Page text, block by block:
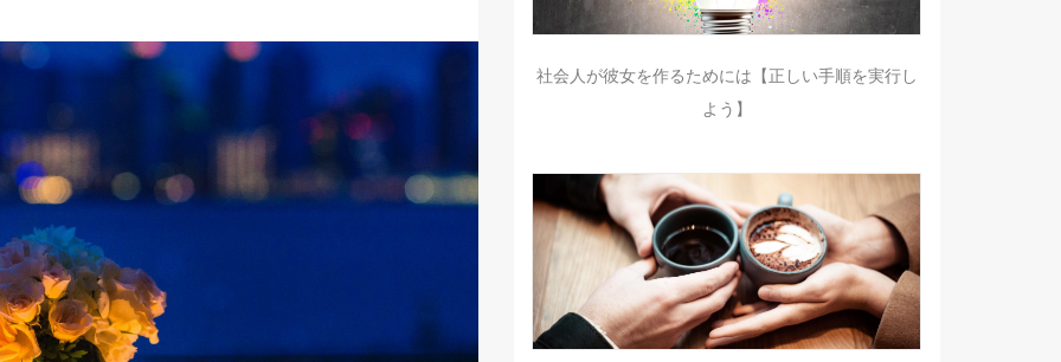
社会人が彼女を作るためには【正しい手順を実行し
よう】